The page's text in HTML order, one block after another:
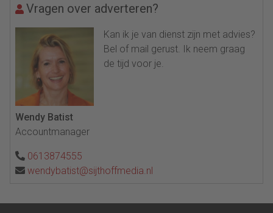
Vragen over adverteren?
Kan ik je van dienst zijn met advies?
Bel of mail gerust. Ik neem graag
de tijd voor je.
Wendy Batist
Accountmanager
0613874555
wendybatist@sijthoffmedia.nl